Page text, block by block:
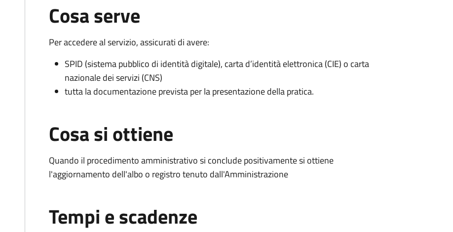
Cosa serve
Per accedere al servizio, assicurati di avere:
SPID (sistema pubblico di identità digitale), carta d’identità elettronica (CIE) o carta
nazionale dei servizi (CNS)
tutta la documentazione prevista per la presentazione della pratica.
Cosa si ottiene
Quando il procedimento amministrativo si conclude positivamente si ottiene
l'aggiornamento dell'albo o registro tenuto dall'Amministrazione
Tempi e scadenze